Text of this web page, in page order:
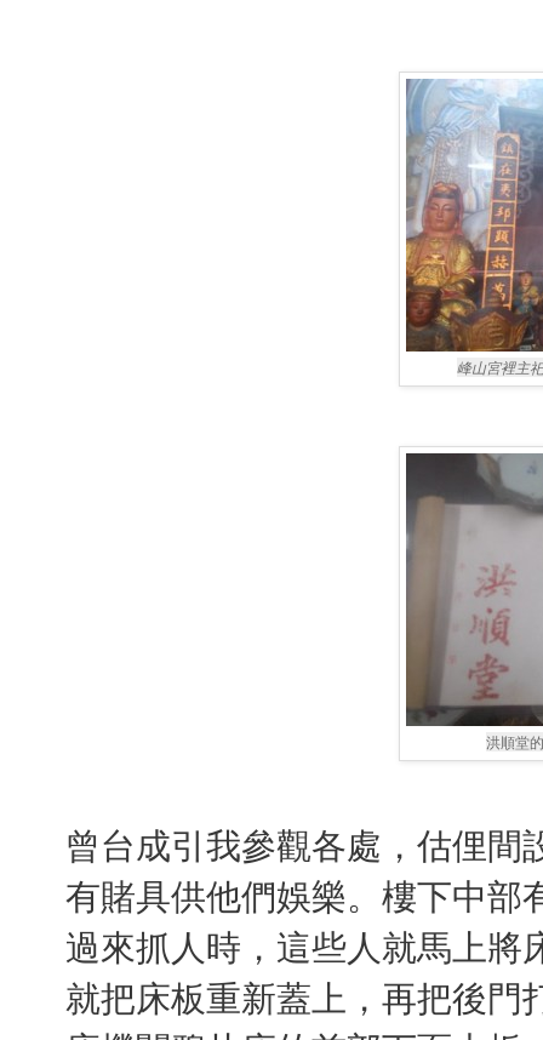
峰山宮裡主
洪順堂
曾台成引我參觀各處，估俚
有賭具供他們娛樂。樓下中部
過來抓人時，這些人就馬上
就把床板重新蓋上，再把後門